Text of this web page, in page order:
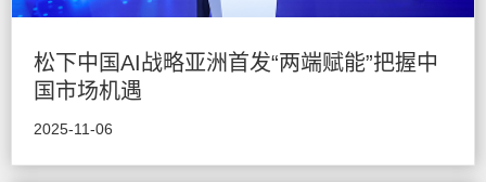
松下中国AI战略亚洲首发“两端赋能”把握中
国市场机遇
2025-11-06